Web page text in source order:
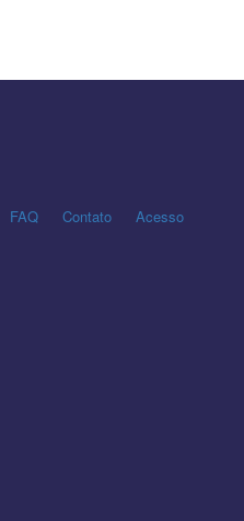
FAQ Contato Acesso